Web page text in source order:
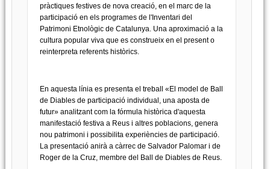
pràctiques festives de nova creació, en el marc de la
participació en els programes de l'Inventari del
Patrimoni Etnològic de Catalunya. Una aproximació a la
cultura popular viva que es construeix en el present o
reinterpreta referents històrics.
En aquesta línia es presenta el treball «El model de Ball
de Diables de participació individual, una aposta de
futur» analitzant com la fórmula històrica d'aquesta
manifestació festiva a Reus i altres poblacions, genera
nou patrimoni i possibilita experiències de participació.
La presentació anirà a càrrec de Salvador Palomar i de
Roger de la Cruz, membre del Ball de Diables de Reus.